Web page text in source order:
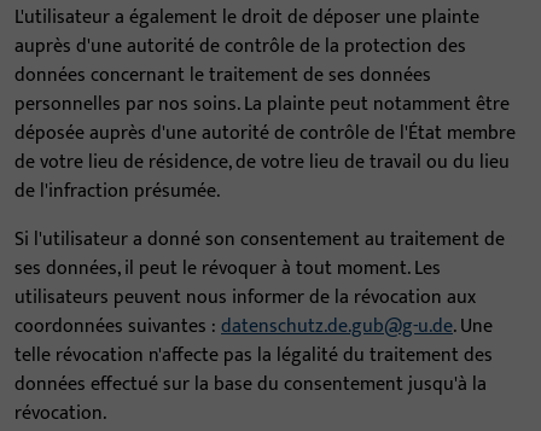
L'utilisateur a également le droit de déposer une plainte
auprès d'une autorité de contrôle de la protection des
données concernant le traitement de ses données
personnelles par nos soins. La plainte peut notamment être
déposée auprès d'une autorité de contrôle de l'État membre
de votre lieu de résidence, de votre lieu de travail ou du lieu
de l'infraction présumée.
Si l'utilisateur a donné son consentement au traitement de
ses données, il peut le révoquer à tout moment. Les
utilisateurs peuvent nous informer de la révocation aux
coordonnées suivantes :datenschutz.de.gub@g-u.de. Une
telle révocation n'affecte pas la légalité du traitement des
données effectué sur la base du consentement jusqu'à la
révocation.